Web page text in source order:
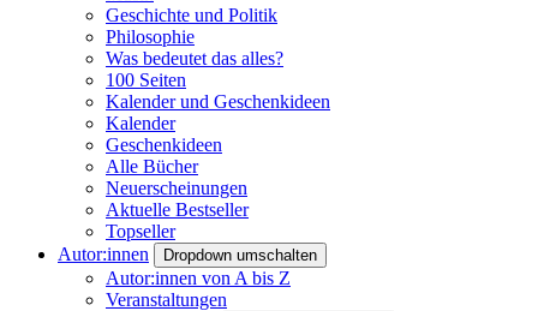
Geschichte und Politik
Philosophie
Was bedeutet das alles?
100 Seiten
Kalender und Geschenkideen
Kalender
Geschenkideen
Alle Bücher
Neuerscheinungen
Aktuelle Bestseller
Topseller
Autor:innen
Dropdown umschalten
Autor:innen von A bis Z
Veranstaltungen